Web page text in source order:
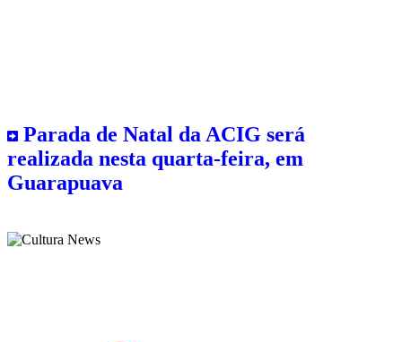
Parada de Natal da ACIG será
realizada nesta quarta-feira, em
Guarapuava